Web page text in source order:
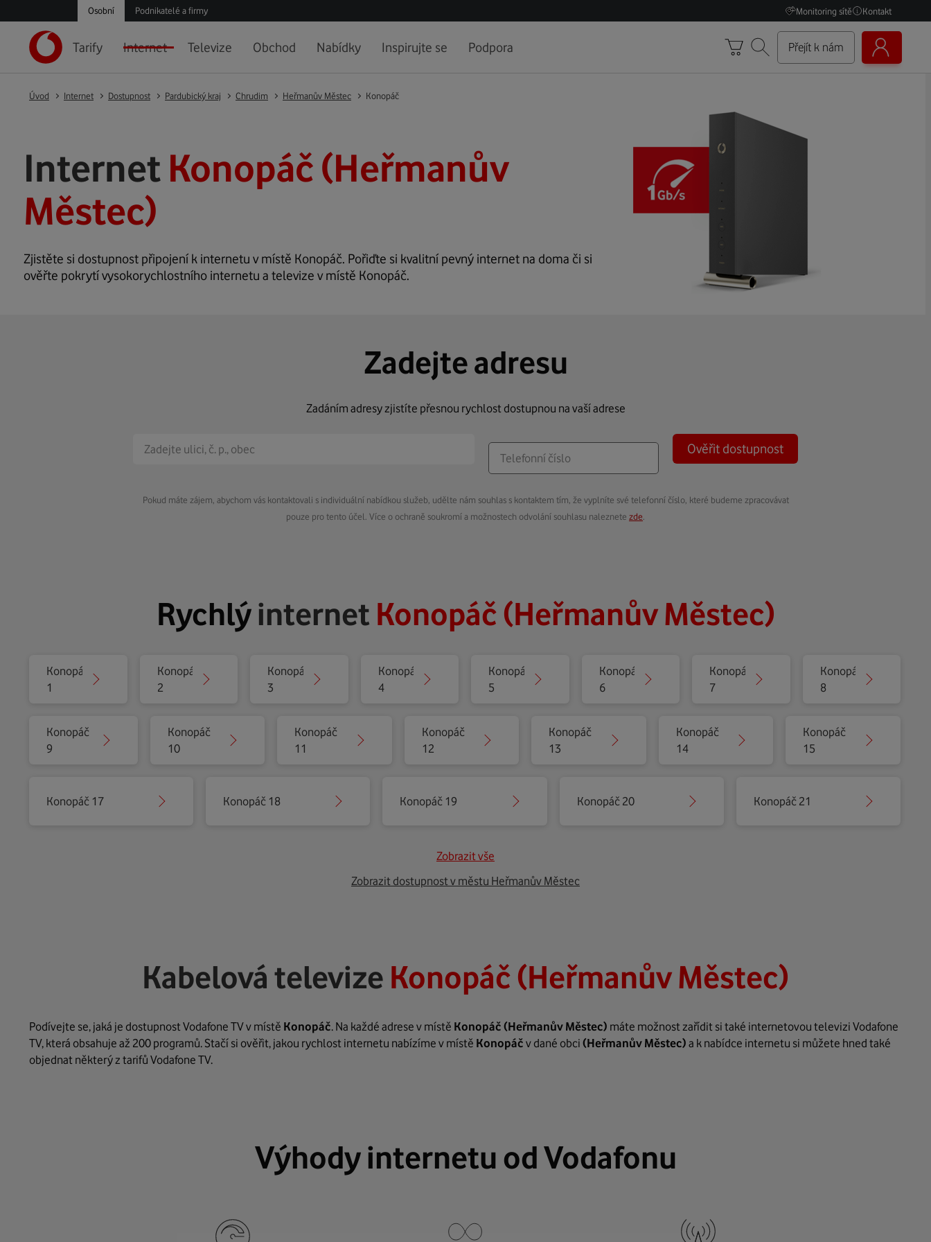
Osobní Podnikatelé a firmy Monitoring sítě Kontakt
Tarify Internet Televize Obchod Nabídky Inspirujte se Podpora Přejít k nám
Úvod Internet Dostupnost Pardubický kraj Chrudim Heřmanův Městec Konopáč
Internet Konopáč (Heřmanův
Městec)
Zjistěte si dostupnost připojení k internetu v místě Konopáč. Pořiďte si kvalitní pevný internet na doma či si
ověřte pokrytí vysokorychlostního internetu a televize v místě Konopáč.
Zadejte adresu
Zadáním adresy zjistíte přesnou rychlost dostupnou na vaší adrese
Ověřit dostupnost
Pokud máte zájem, abychom vás kontaktovali s individuální nabídkou služeb, udělte nám souhlas s kontaktem tím, že vyplníte své telefonní číslo, které budeme zpracovávat
pouze pro tento účel. Více o ochraně soukromí a možnostech odvolání souhlasu naleznete zde
Rychlýinternet Konopáč (Heřmanův Městec)
Konopáč
1
Konopáč
2
Konopáč
3
Konopáč
4
Konopáč
5
Konopáč
6
Konopáč
7
Konopáč
8
Konopáč
9
Konopáč
10
Konopáč
11
Konopáč
12
Konopáč
13
Konopáč
14
Konopáč
15
Konopáč 17 Konopáč 18 Konopáč 19 Konopáč 20 Konopáč 21
Zobrazit vše
Zobrazit dostupnost v městu Heřmanův Městec
Kabelová televize Konopáč (Heřmanův Městec)
Podívejte se, jaká je dostupnost Vodafone TV v místě Konopáč. Na každé adrese v místě Konopáč (Heřmanův Městec) máte možnost zařídit si také internetovou televizi Vodafone
TV, která obsahuje až 200 programů. Stačí si ověřit, jakou rychlost internetu nabízíme v místě Konopáč v dané obci (Heřmanův Městec) a k nabídce internetu si můžete hned také
objednat některý z tarifů Vodafone TV.
Výhody internetu od Vodafonu